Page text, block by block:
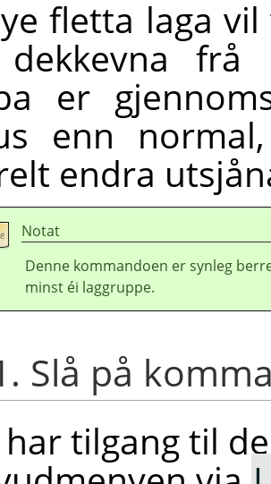
fletta laga
frå
er
enn
endra
Notat
Denne kommandoen er synleg
minst éi laggruppe.
Slå på
har tilgang til